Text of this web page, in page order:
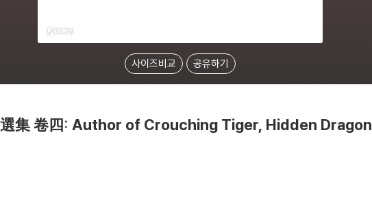
사이즈비교 공유하기
集 卷四: Author of Crouching Tiger, Hidden Dragon